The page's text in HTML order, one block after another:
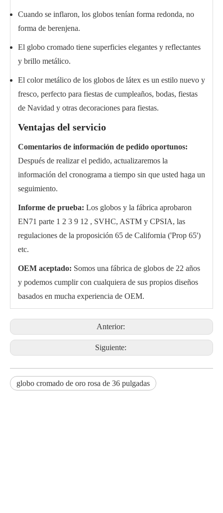
Cuando se inflaron, los globos tenían forma redonda, no
forma de berenjena.
El globo cromado tiene superficies elegantes y reflectantes
y brillo metálico.
El color metálico de los globos de látex es un estilo nuevo y
fresco, perfecto para fiestas de cumpleaños, bodas, fiestas
de Navidad y otras decoraciones para fiestas.
Ventajas del servicio
Comentarios de información de pedido oportunos:
Después de realizar el pedido, actualizaremos la
información del cronograma a tiempo sin que usted haga un
seguimiento.
Informe de prueba: Los globos y la fábrica aprobaron
EN71 parte 1 2 3 9 12 , SVHC, ASTM y CPSIA, las
regulaciones de la proposición 65 de California ('Prop 65')
etc.
OEM aceptado: Somos una fábrica de globos de 22 años
y podemos cumplir con cualquiera de sus propios diseños
basados ​​en mucha experiencia de OEM.
Anterior:
Siguiente:
globo cromado de oro rosa de 36 pulgadas